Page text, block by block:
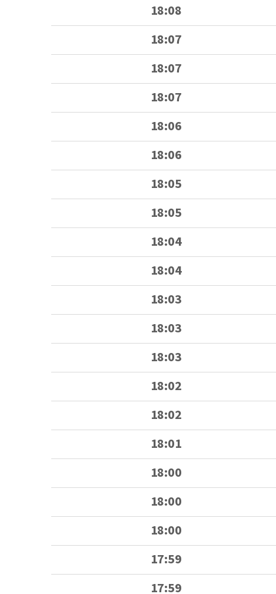
18:08
18:07
18:07
18:07
18:06
18:06
18:05
18:05
18:04
18:04
18:03
18:03
18:03
18:02
18:02
18:01
18:00
18:00
18:00
17:59
17:59